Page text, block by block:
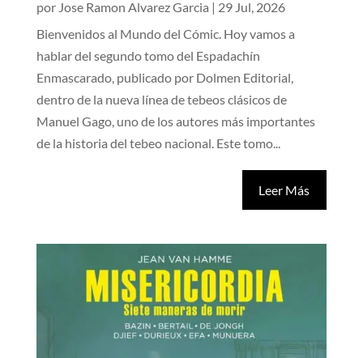
por Jose Ramon Alvarez Garcia | 29 Jul, 2026
Bienvenidos al Mundo del Cómic. Hoy vamos a
hablar del segundo tomo del Espadachín
Enmascarado, publicado por Dolmen Editorial,
dentro de la nueva línea de tebeos clásicos de
Manuel Gago, uno de los autores más importantes
de la historia del tebeo nacional. Este tomo...
Leer Más